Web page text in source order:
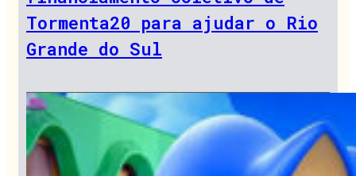
Tormenta20 para ajudar o Rio
Grande do Sul